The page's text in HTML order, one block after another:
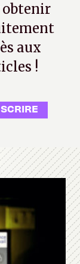
obtenir
aux
!